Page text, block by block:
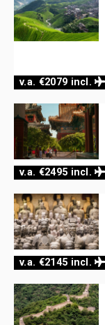
v.a. €2079 incl.
v.a. €2495 incl.
v.a. €2145 incl.